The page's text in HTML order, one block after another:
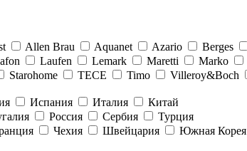
Allen Brau Aquanet Azario Berges
Laufen Lemark Maretti Marko
Starohome TECE Timo Villeroy&Boсh
Испания Италия
Китай
Россия Сербия
Турция
Чехия Швейцария
Южная Корея